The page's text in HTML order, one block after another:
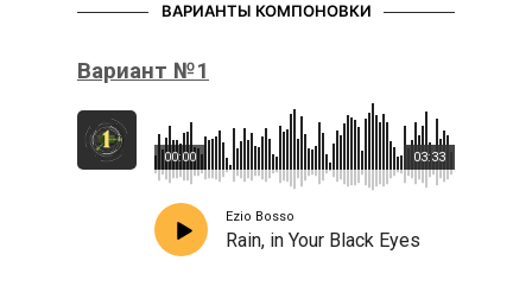
ВАРИАНТЫ КОМПОНОВКИ
Вариант №1
03:33
00:00
Ezio Bosso
Rain, in Your Black Eyes